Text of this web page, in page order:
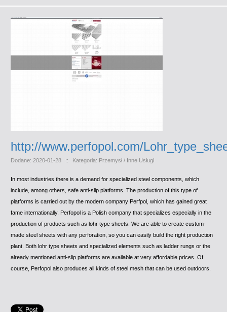
http://www.perfopol.com/
Dodane: 2020-01-28 :: Kategoria: Przemysł / Inne Usługi
In most industries there is a demand for specialized steel components, which
include, among others, safe anti-slip platforms. The production of this type of
platforms is carried out by the modern company Perfpol, which has gained great
fame internationally. Perfopol is a Polish company that specializes especially in the
production of products such as lohr type sheets. We are able to create custom-
made steel sheets with any perforation, so you can easily build the right production
plant. Both lohr type sheets and specialized elements such as ladder rungs or the
already mentioned anti-slip platforms are available at very affordable prices. Of
course, Perfopol also produces all kinds of steel mesh that can be used outdoors.